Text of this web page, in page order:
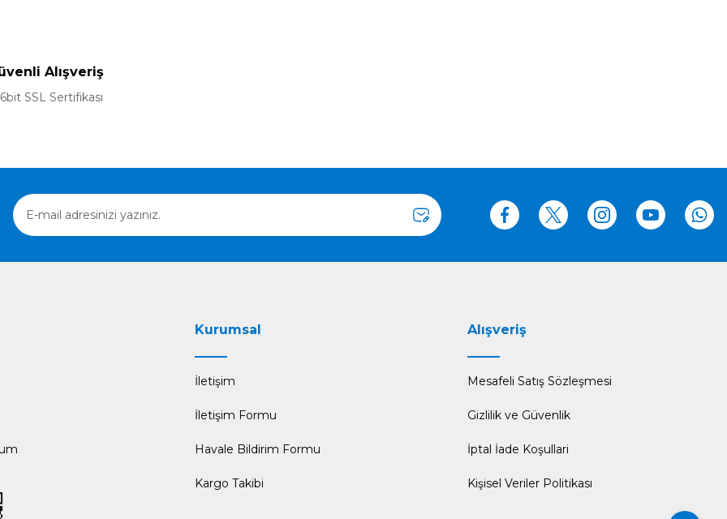
Alışveriş
SSL Sertifikası
Kurumsal
İletişim
İletişim Formu
Havale Bildirim Formu
Kargo Takibi
Alışveriş
Mesafeli Satış Sözleşmesi
Gizlilik ve Güvenlik
İptal İade Koşullari
Kişisel Veriler Politikası